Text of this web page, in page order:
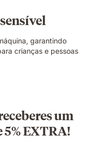
garantindo
crianças e pessoas
um
EXTRA!